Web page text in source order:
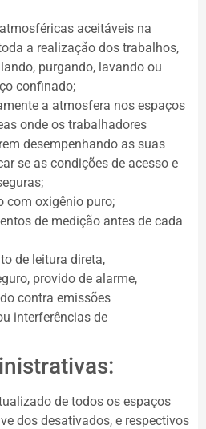
aceitáveis na
a realização dos trabalhos,
purgando, lavando ou
confinado;
a atmosfera nos espaços
onde os trabalhadores
desempenhando as suas
se as condições de acesso e
com oxigênio puro;
de medição antes de cada
de leitura direta,
provido de alarme,
contra emissões
interferências de
de todos os espaços
dos desativados, e respectivos